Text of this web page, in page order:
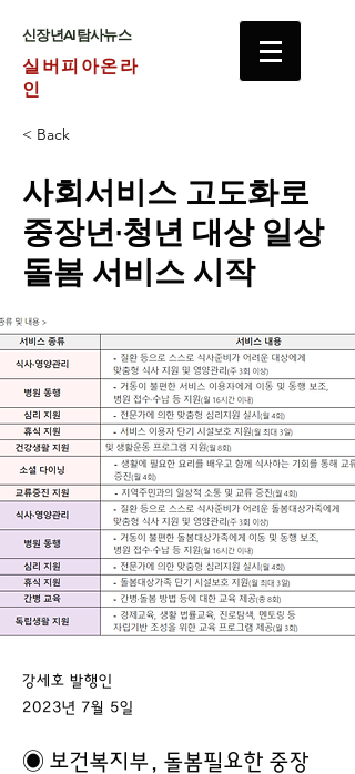
​신장년AI탐사뉴스
실버피아온라
인
< Back
사회서비스 고도화로
중장년·청년 대상 일상
돌봄 서비스 시작
강세호 발행인
2023년 7월 5일
◉ 보건복지부, 돌봄필요한 중장